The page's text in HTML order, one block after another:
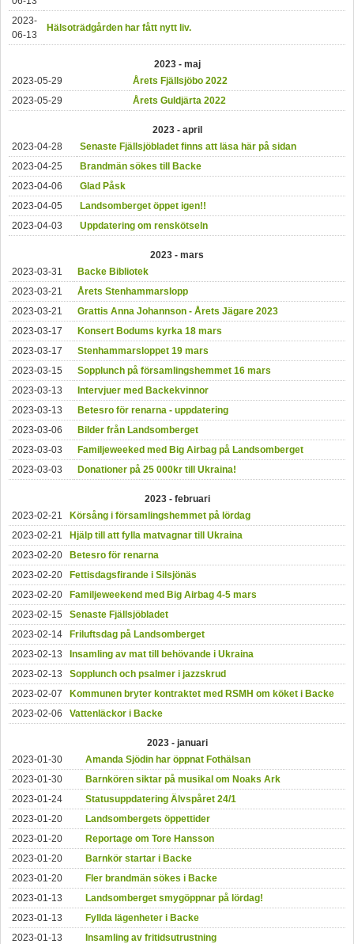
2023-
06-13
Hälsoträdgården har fått nytt liv.
2023 - maj
2023-05-29
Årets Fjällsjöbo 2022
2023-05-29
Årets Guldjärta 2022
2023 - april
2023-04-28
Senaste Fjällsjöbladet finns att läsa här på sidan
2023-04-25
Brandmän sökes till Backe
2023-04-06
Glad Påsk
2023-04-05
Landsomberget öppet igen!!
2023-04-03
Uppdatering om renskötseln
2023 - mars
2023-03-31
Backe Bibliotek
2023-03-21
Årets Stenhammarslopp
2023-03-21
Grattis Anna Johannson - Årets Jägare 2023
2023-03-17
Konsert Bodums kyrka 18 mars
2023-03-17
Stenhammarsloppet 19 mars
2023-03-15
Sopplunch på församlingshemmet 16 mars
2023-03-13
Intervjuer med Backekvinnor
2023-03-13
Betesro för renarna - uppdatering
2023-03-06
Bilder från Landsomberget
2023-03-03
Familjeweeked med Big Airbag på Landsomberget
2023-03-03
Donationer på 25 000kr till Ukraina!
2023 - februari
2023-02-21
Körsång i församlingshemmet på lördag
2023-02-21
Hjälp till att fylla matvagnar till Ukraina
2023-02-20
Betesro för renarna
2023-02-20
Fettisdagsfirande i Silsjönäs
2023-02-20
Familjeweekend med Big Airbag 4-5 mars
2023-02-15
Senaste Fjällsjöbladet
2023-02-14
Friluftsdag på Landsomberget
2023-02-13
Insamling av mat till behövande i Ukraina
2023-02-13
Sopplunch och psalmer i jazzskrud
2023-02-07
Kommunen bryter kontraktet med RSMH om köket i Backe
2023-02-06
Vattenläckor i Backe
2023 - januari
2023-01-30
Amanda Sjödin har öppnat Fothälsan
2023-01-30
Barnkören siktar på musikal om Noaks Ark
2023-01-24
Statusuppdatering Älvspåret 24/1
2023-01-20
Landsombergets öppettider
2023-01-20
Reportage om Tore Hansson
2023-01-20
Barnkör startar i Backe
2023-01-20
Fler brandmän sökes i Backe
2023-01-13
Landsomberget smygöppnar på lördag!
2023-01-13
Fyllda lägenheter i Backe
2023-01-13
Insamling av fritidsutrustning